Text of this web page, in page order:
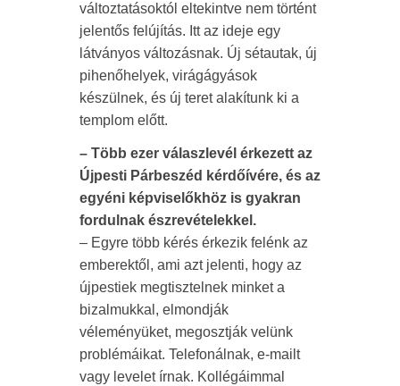
változtatásoktól eltekintve nem történt
jelentős felújítás. Itt az ideje egy
látványos változásnak. Új sétautak, új
pihenőhelyek, virágágyások
készülnek, és új teret alakítunk ki a
templom előtt.
– Több ezer válaszlevél érkezett az
Újpesti Párbeszéd kérdőívére, és az
egyéni képviselőkhöz is gyakran
fordulnak észrevételekkel.
– Egyre több kérés érkezik felénk az
emberektől, ami azt jelenti, hogy az
újpestiek megtisztelnek minket a
bizalmukkal, elmondják
véleményüket, megosztják velünk
problémáikat. Telefonálnak, e-mailt
vagy levelet írnak. Kollégáimmal